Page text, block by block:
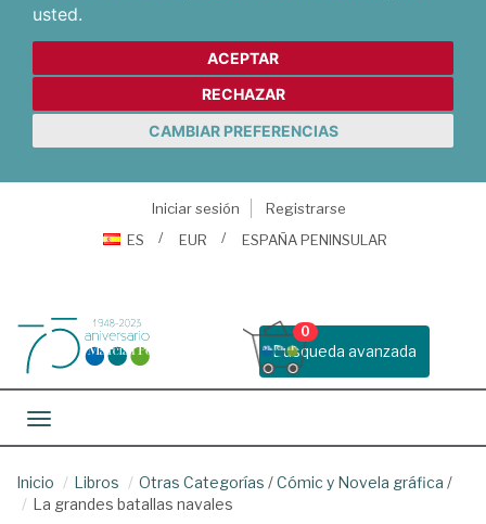
usted.
ACEPTAR
RECHAZAR
CAMBIAR PREFERENCIAS
Iniciar sesión
Registrarse
ES
EUR ESPAÑA PENINSULAR
Busqueda avanzada
0
Toggle navigation
Inicio Libros Otras Categorías /Cómic y Novela gráfica /
La grandes batallas navales